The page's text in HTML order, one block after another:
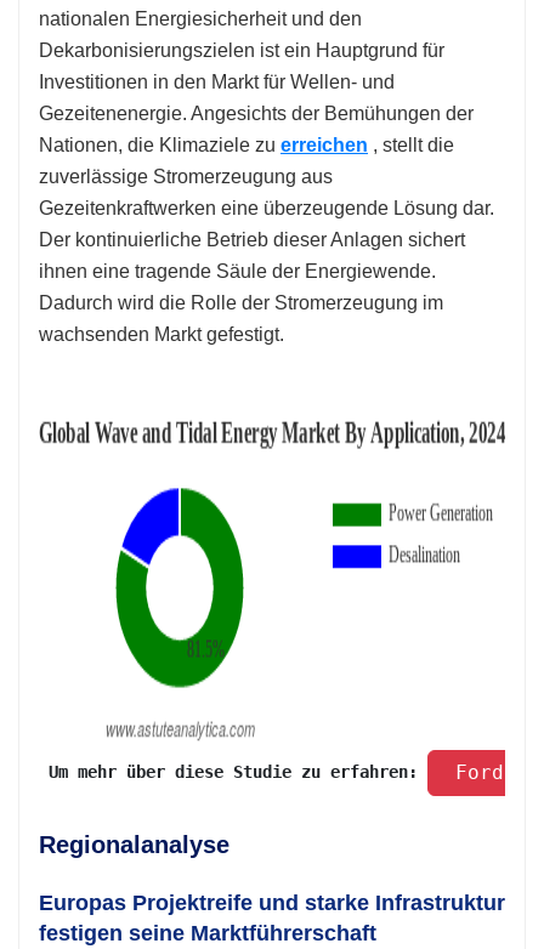
nationalen Energiesicherheit und den
Dekarbonisierungszielen ist ein Hauptgrund für
Investitionen in den Markt für Wellen- und
Gezeitenenergie. Angesichts der Bemühungen der
Nationen, die Klimaziele zu erreichen , stellt die
zuverlässige Stromerzeugung aus
Gezeitenkraftwerken eine überzeugende Lösung dar.
Der kontinuierliche Betrieb dieser Anlagen sichert
ihnen eine tragende Säule der Energiewende.
Dadurch wird die Rolle der Stromerzeugung im
wachsenden Markt gefestigt.
Um mehr über diese Studie zu erfahren:
Regionalanalyse
Europas Projektreife und starke Infrastruktur
festigen seine Marktführerschaft